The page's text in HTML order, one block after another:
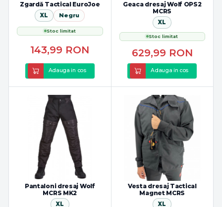
Zgardă Tactical EuroJoe
XL Negru
Stoc limitat
143,99 RON
Adauga in cos
Geaca dresaj Wolf OPS2
MCRS
XL
Stoc limitat
629,99 RON
Adauga in cos
Pantaloni dresaj Wolf
MCRS MK2
XL
Vesta dresaj Tactical
Magnet MCRS
XL